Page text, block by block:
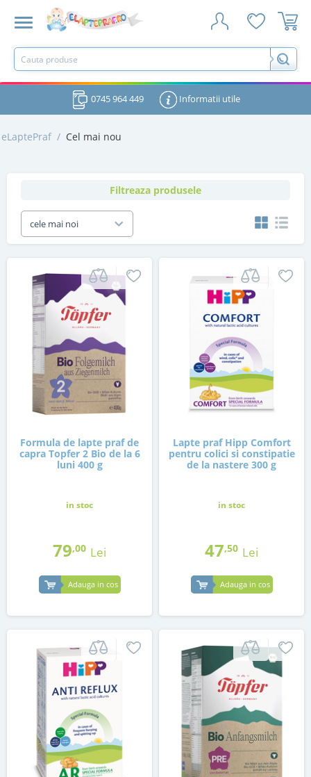
0745 964 449 Informatii utile
eLaptePraf / Cel mai nou
Filtreaza produsele
cele mai noi
Formula de lapte praf de
capra Topfer 2 Bio de la 6
luni 400 g
in stoc
79,00 Lei
Adauga in cos
Lapte praf Hipp Comfort
pentru colici si constipatie
de la nastere 300 g
in stoc
47,50 Lei
Adauga in cos